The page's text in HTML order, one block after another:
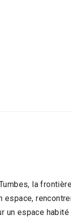
la
espace